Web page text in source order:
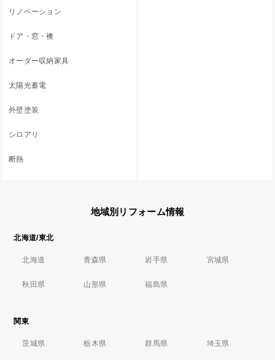
リノベーション
ドア・窓・襖
オーダー収納家具
太陽光蓄電
外壁塗装
シロアリ
断熱
地域別リフォーム情報
北海道/東北
北海道 青森県 岩手県 宮城県
秋田県 山形県 福島県
関東
茨城県 栃木県 群馬県 埼玉県